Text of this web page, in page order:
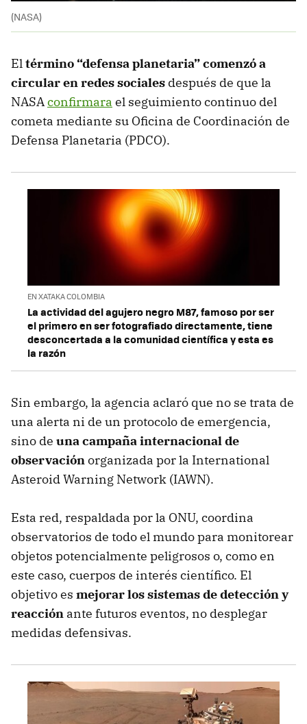
(NASA)
Eltérmino “defensa planetaria” comenzó a
circular en redes sociales después de que la
NASAconfirmara el seguimiento continuo del
cometa mediante su Oficina de Coordinación de
Defensa Planetaria (PDCO).
EN XATAKA COLOMBIA
La actividad del agujero negro M87, famoso por ser
el primero en ser fotografiado directamente, tiene
desconcertada a la comunidad científica y esta es
la razón
Sin embargo, la agencia aclaró que no se trata de
una alerta ni de un protocolo de emergencia,
sino de una campaña internacional de
observaciónorganizada por la International
Asteroid Warning Network (IAWN).
Esta red, respaldada por la ONU, coordina
observatorios de todo el mundo para monitorear
objetos potencialmente peligrosos o, como en
este caso, cuerpos de interés científico. El
objetivo es mejorar los sistemas de detección y
reacción ante futuros eventos, no desplegar
medidas defensivas.